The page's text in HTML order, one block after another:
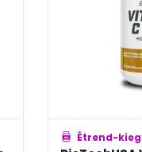
kiegészítő